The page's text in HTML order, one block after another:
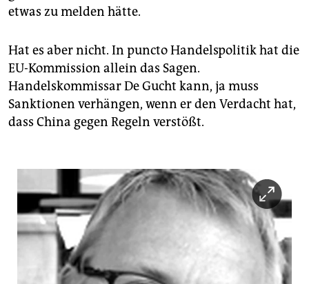
etwas zu melden hätte.
Hat es aber nicht. In puncto Handelspolitik hat die
EU-Kommission allein das Sagen.
Handelskommissar De Gucht kann, ja muss
Sanktionen verhängen, wenn er den Verdacht hat,
dass China gegen Regeln verstößt.